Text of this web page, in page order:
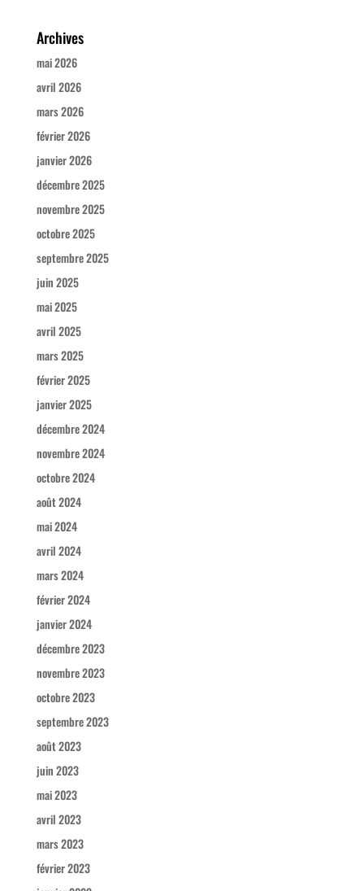
Archives
mai 2026
avril 2026
mars 2026
février 2026
janvier 2026
décembre 2025
novembre 2025
octobre 2025
septembre 2025
juin 2025
mai 2025
avril 2025
mars 2025
février 2025
janvier 2025
décembre 2024
novembre 2024
octobre 2024
août 2024
mai 2024
avril 2024
mars 2024
février 2024
janvier 2024
décembre 2023
novembre 2023
octobre 2023
septembre 2023
août 2023
juin 2023
mai 2023
avril 2023
mars 2023
février 2023